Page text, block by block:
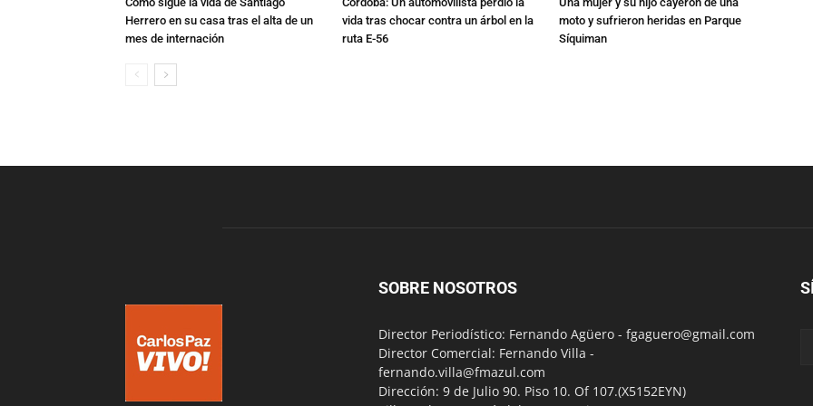
Herrero en su casa tras el alta de un
mes de internación
vida tras chocar contra un árbol en la
ruta E-56
moto y sufrieron heridas en Parque
Síquiman
SOBRE NOSOTROS
Director Periodístico: Fernando Agüero - fgaguero@gmail.com
Director Comercial: Fernando Villa -
fernando.villa@fmazul.com
Dirección: 9 de Julio 90. Piso 10. Of 107.(X5152EYN)